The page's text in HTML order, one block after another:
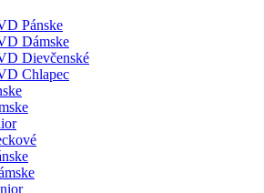
Pánske
Dámske
Dievčenské
Chlapec